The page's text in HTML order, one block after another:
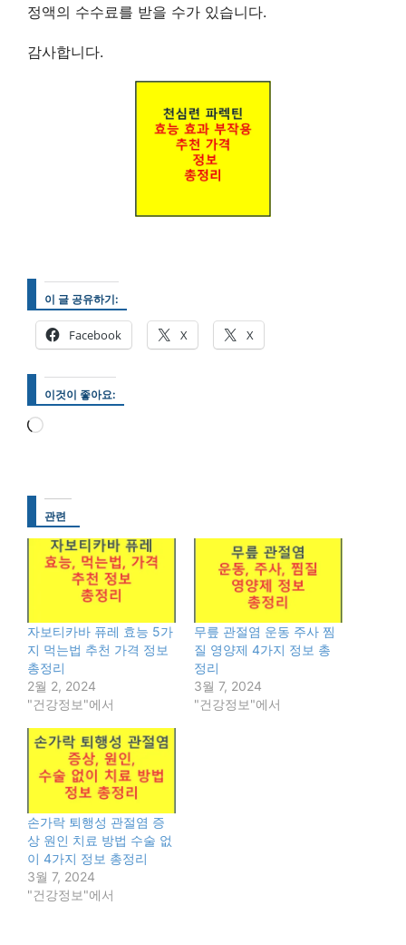
정액의 수수료를 받을 수가 있습니다.
감사합니다.
이 글 공유하기:
Facebook X X
이것이 좋아요:
로
관련
자보티카바 퓨레 효능 5가
지 먹는법 추천 가격 정보
총정리
2월 2, 2024
"건강정보"에서
무릎 관절염 운동 주사 찜
질 영양제 4가지 정보 총
정리
3월 7, 2024
"건강정보"에서
손가락 퇴행성 관절염 증
상 원인 치료 방법 수술 없
이 4가지 정보 총정리
3월 7, 2024
"건강정보"에서